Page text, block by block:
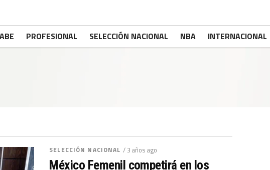
ABE PROFESIONAL SELECCIÓN NACIONAL NBA INTERNACIONAL
SELECCIÓN NACIONAL / 3 años ago
México Femenil competirá en los